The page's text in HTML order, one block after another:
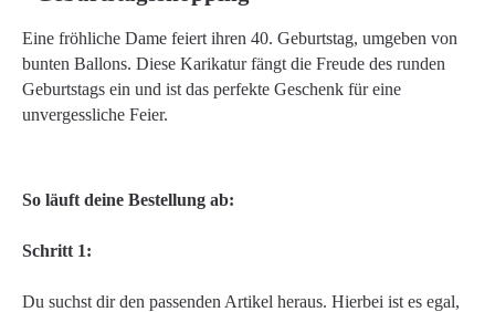
Eine fröhliche Dame feiert ihren 40. Geburtstag, umgeben von
bunten Ballons. Diese Karikatur fängt die Freude des runden
Geburtstags ein und ist das perfekte Geschenk für eine
unvergessliche Feier.
So läuft deine Bestellung ab:
Schritt 1:
Du suchst dir den passenden Artikel heraus. Hierbei ist es egal,